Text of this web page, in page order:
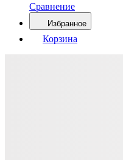
Сравнение
Избранное
Корзина